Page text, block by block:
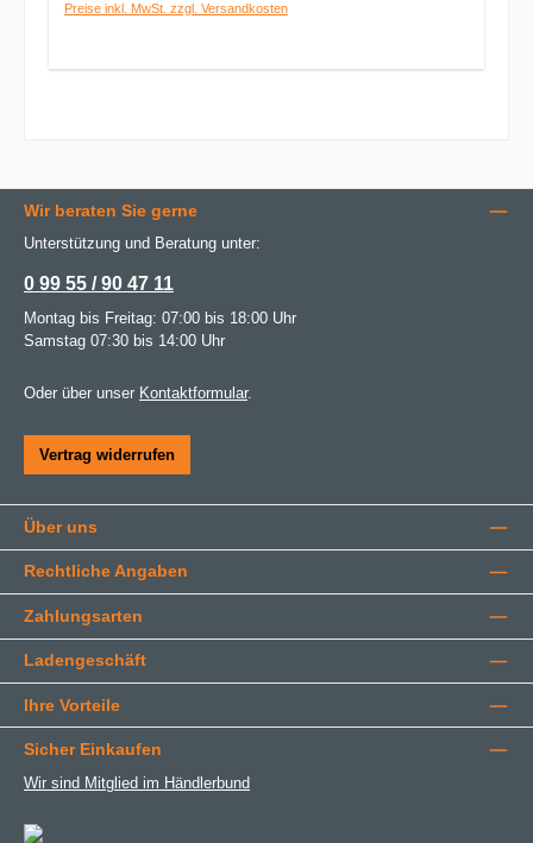
Preise inkl. MwSt. zzgl. Versandkosten
Wir beraten Sie gerne
Unterstützung und Beratung unter:
0 99 55 / 90 47 11
Montag bis Freitag: 07:00 bis 18:00 Uhr
Samstag 07:30 bis 14:00 Uhr
Oder über unser Kontaktformular.
Vertrag widerrufen
Über uns
Rechtliche Angaben
Zahlungsarten
Ladengeschäft
Ihre Vorteile
Sicher Einkaufen
Wir sind Mitglied im Händlerbund